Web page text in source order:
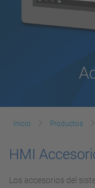
Inicio Productos
HMI
Los accesorios del